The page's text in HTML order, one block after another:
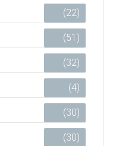
(22)
(51)
(32)
(4)
(30)
(30)